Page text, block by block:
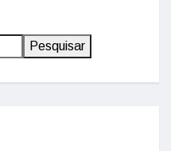
Pesquisar